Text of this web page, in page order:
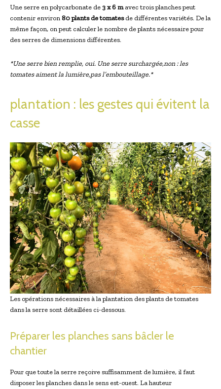
Une serre en polycarbonate de3 x 6 mavec trois planches peut
contenir environ 80 plants de tomatesde différentes variétés. De la
même façon, on peut calculer le nombre de plants nécessaire pour
des serres de dimensions différentes.
*Une serre bien remplie, oui. Une serre surchargée,non : les
tomates aiment la lumière,pas l’embouteillage.*
plantation : les gestes qui évitent la
casse
Les opérations nécessaires à la plantation des plants de tomates
dans la serre sont détaillées ci-dessous.
Préparer les planches sans bâcler le
chantier
Pour que toute la serre reçoive suffisamment de lumière, il faut
disposer les planches dans le sens est-ouest. La hauteur